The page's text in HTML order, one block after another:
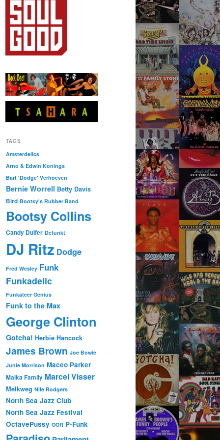
TAGS
Amsterdelics
Arno & Edwin Konings
Bart 'Dodge' Verhoeven
Bernie Worrell Betty Davis
Bird Bootsy's Rubber Band
Bootsy Collins
Candy Dulfer Defunkt
DJ Ritz Dodge
Fred Wesley Funk
Funkadelic
Funkateer Genius
Funk to the Max
George Clinton
Gotcha! Herbie Hancock
James Brown Joe Bowie
Junie Morrison Maceo Parker
Malka Family Marcel Visser
Melkweg Nile Rodgers
North Sea Jazz Club
North Sea Jazz Festival
OctavePussy OOR P-Funk